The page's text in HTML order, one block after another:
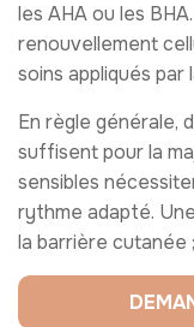
les AHA ou les
renouvellement
soins appliqués par
En règle générale,
suffisent pour la
sensibles
rythme adapté.
la barrière cutanée